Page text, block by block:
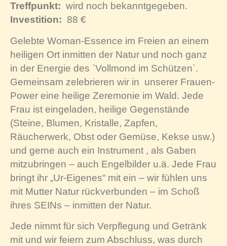
Treffpunkt: wird noch bekanntgegeben.
Investition: 88 €
Gelebte Woman-Essence im Freien an einem
heiligen Ort inmitten der Natur und noch ganz
in der Energie des `Vollmond im Schützen`.
Gemeinsam zelebrieren wir in unserer Frauen-
Power eine heilige Zeremonie im Wald. Jede
Frau ist eingeladen, heilige Gegenstände
(Steine, Blumen, Kristalle, Zapfen,
Räucherwerk, Obst oder Gemüse, Kekse usw.)
und gerne auch ein Instrument , als Gaben
mitzubringen – auch Engelbilder u.ä. Jede Frau
bringt ihr „Ur-Eigenes“ mit ein – wir fühlen uns
mit Mutter Natur rückverbunden – im Schoß
ihres SEINs – inmitten der Natur.
Jede nimmt für sich Verpflegung und Getränk
mit und wir feiern zum Abschluss, was durch